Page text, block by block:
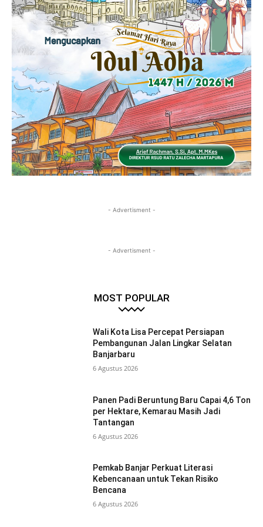
- Advertisment -
- Advertisment -
MOST POPULAR
Wali Kota Lisa Percepat Persiapan
Pembangunan Jalan Lingkar Selatan
Banjarbaru
6 Agustus 2026
Panen Padi Beruntung Baru Capai 4,6 Ton
per Hektare, Kemarau Masih Jadi
Tantangan
6 Agustus 2026
Pemkab Banjar Perkuat Literasi
Kebencanaan untuk Tekan Risiko
Bencana
6 Agustus 2026